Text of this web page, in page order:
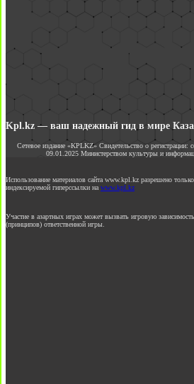
Kpl.kz — ваш надежный гид в мире
Сетевое издание «KPLKZ» Свидетельство о
09.01.2025 Министерством культуры и
Использование материалов сайта www.kpl.kz разрешено
индексируемой гиперссылки на www.kpl.kz
Участие в азартных играх может вызвать игровую
(принципов) ответственной игры.